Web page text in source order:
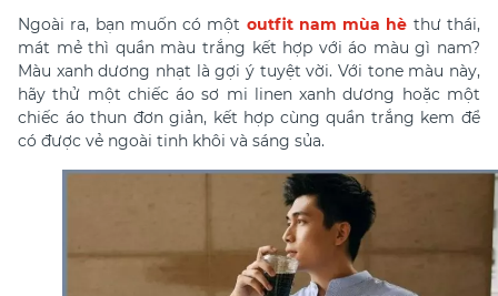
Ngoài ra, bạn muốn có một outfit nam mùa hè thư thái,
mát mẻ thì quần màu trắng kết hợp với áo màu gì nam?
Màu xanh dương nhạt là gợi ý tuyệt vời. Với tone màu này,
hãy thử một chiếc áo sơ mi linen xanh dương hoặc một
chiếc áo thun đơn giản, kết hợp cùng quần trắng kem để
có được vẻ ngoài tinh khôi và sáng sủa.